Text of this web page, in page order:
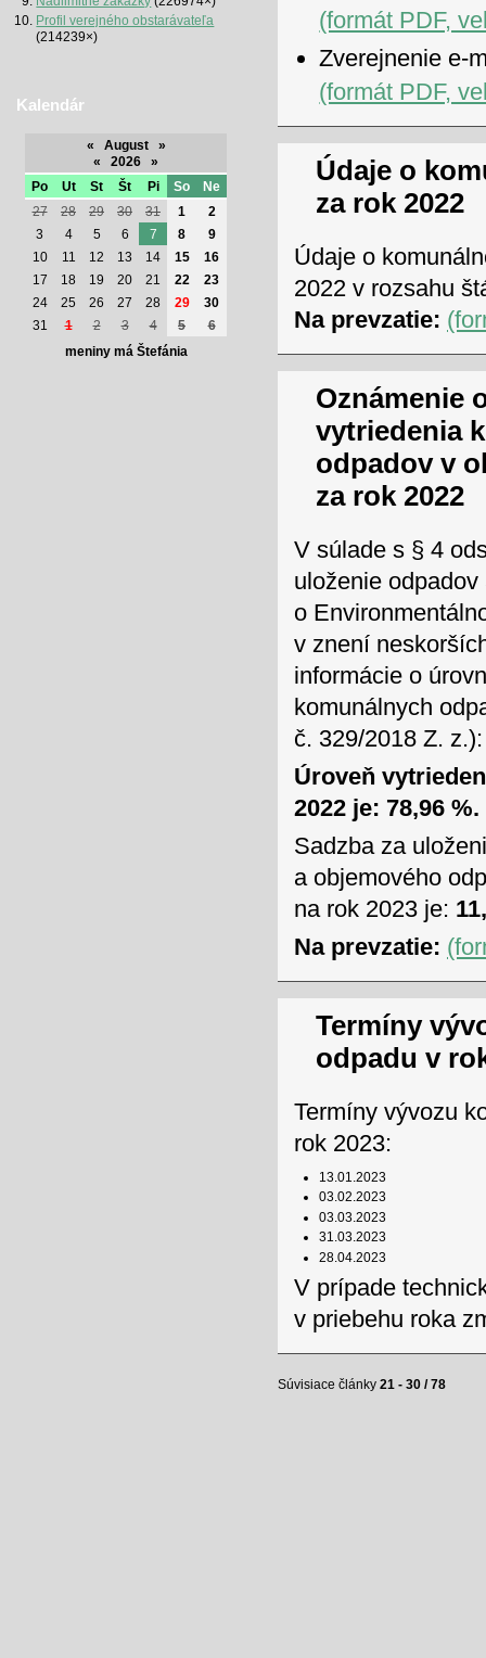
Profil verejného obstarávateľa
(214239×)
Kalendár
« August
»
«
2026
»
Po
Ut St Št Pi So
Ne
27
28 29 30 31 1
2
3
4 5 6 7 8
9
10
11 12 13 14 15
16
17
18 19 20 21 22
23
24
25 26 27 28 29
30
31
1 2 3 4 5
6
meniny má Štefánia
(formát PDF,
Zverejnenie e-
(formát PDF,
Údaje o
za rok 2022
Údaje o
2022 v rozsahu
Na prevzatie:
Oznámenie
vytriedenia
odpadov v
za rok 2022
V súlade s § 4
uloženie
o
v znení
informácie o
komunálnych
č. 329/2018 Z. z.):
Úroveň
2022 je: 78,96 %.
Sadzba za
a objemového
na rok 2023 je:
Na prevzatie:
Termíny
odpadu v
Termíny vývozu
rok 2023:
13.01.2023
03.02.2023
03.03.2023
31.03.2023
28.04.2023
V prípade
v priebehu roka
Súvisiace články 21 - 30 / 78